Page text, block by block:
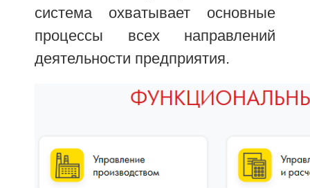
система охватывает основные
процессы всех направлений
деятельности предприятия.